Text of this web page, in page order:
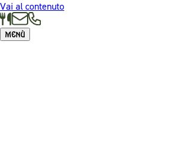
Vai al contenuto
Menù